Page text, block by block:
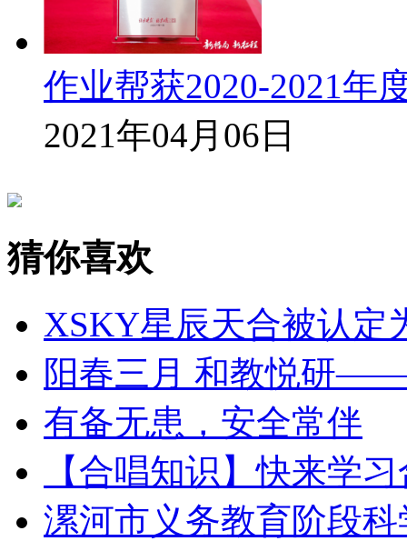
作业帮获2020-2021年
2021年04月06日
猜你喜欢
XSKY星辰天合被认定
阳春三月 和教悦研
有备无患，安全常伴
【合唱知识】快来学
漯河市义务教育阶段